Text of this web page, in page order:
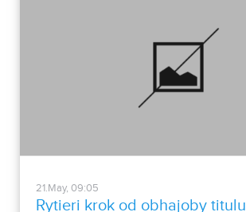
21.May, 09:05
Rytieri krok od obhajoby titulu